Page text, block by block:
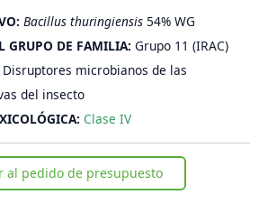
Bacillus thuringiensis 54% WG
GRUPO DE FAMILIA: Grupo 11 (IRAC)
Disruptores microbianos de las
del insecto
Clase IV
al pedido de presupuesto